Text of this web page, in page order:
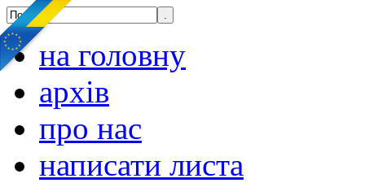
на головну
архів
про нас
написати листа